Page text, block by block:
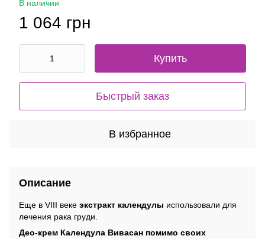
В наличии
1 064 грн
Купить
Быстрый заказ
В избранное
Описание
Еще в VIII веке экстракт календулы использовали для
лечения рака груди.
Део-крем Календула Вивасан помимо своих